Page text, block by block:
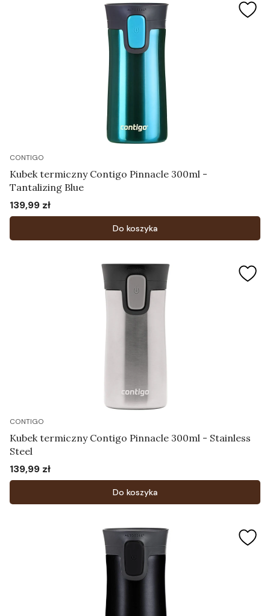
CONTIGO
Kubek termiczny Contigo Pinnacle 300ml -
Tantalizing Blue
Cena
139,99 zł
Do koszyka
CONTIGO
Kubek termiczny Contigo Pinnacle 300ml - Stainless
Steel
Cena
139,99 zł
Do koszyka